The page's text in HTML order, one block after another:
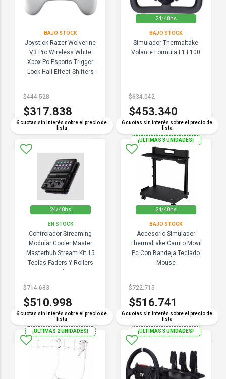
BAJO STOCK
Joystick Razer Wolverine
V3 Pro Wireless White
Xbox Pc Esports Trigger
Lock Hall Effect Shifters
6 cuotas sin interés sobre el precio de
lista
$444.528
$317.838
24/48hs
BAJO STOCK
Simulador Thermaltake
Volante Formula F1 F100
6 cuotas sin interés sobre el precio de
lista
$634.042
$453.340
24/48hs
EN STOCK
Controlador Streaming
Modular Cooler Master
Masterhub Stream Kit 15
Teclas Faders Y Rollers
6 cuotas sin interés sobre el precio de
lista
$714.683
$510.998
24/48hs
¡ULTIMAS 3 UNIDADES!
BAJO STOCK
Accesorio Simulador
Thermaltake Carrito Movil
Pc Con Bandeja Teclado
Mouse
6 cuotas sin interés sobre el precio de
lista
$722.715
$516.741
¡ULTIMAS 2 UNIDADES! ¡ULTIMAS 3 UNIDADES!